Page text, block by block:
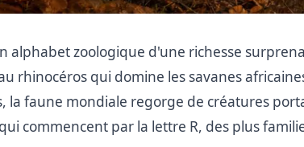
alphabet zoologique d'une richesse
rhinocéros qui domine les savanes
la faune mondiale regorge de créatures
commencent par la lettre R, des plus